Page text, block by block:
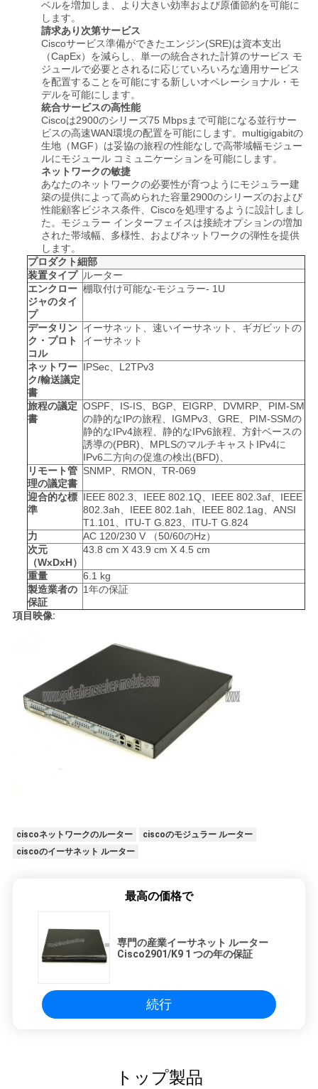
SITEMAP
ベルを増加しま、より大きい効率および原価節約を可能に
します。
請求あり次第サービス
Ciscoサービス準備ができたエンジン(SRE)は資本支出
（CapEx）を減らし、単一の統合された計算のサービス モ
ジュールで必要とされるに応じていろいろな適用サービス
を配置することを可能にする新しいオペレーショナル・モ
デルを可能にします。
統合サービスの高性能
Ciscoは2900のシリーズ75 Mbpsまで可能になる並行サー
ビスの高速WAN環境の配置を可能にします。multigigabitの
生地（MGF）は妥協の旅程の性能なしで高帯域幅モジュー
ルにモジュール コミュニケーションを可能にします。
ネットワークの敏捷
あなたのネットワークの必要性が育つようにモジュラー建
築の提供によって高められた容量2900のシリーズのおよび
性能顧客ビジネス条件、Ciscoを処理するように設計しまし
た。モジュラー インターフェイスは接続オプションの増加
された帯域幅、多様性、およびネットワークの弾性を提供
します。
プロダクト細部
装置タイプ ルーター
エンクロー
ジャのタイ
プ
棚取付け可能な-モジュラー- 1U
データリン
ク・プロト
コル
イーサネット、速いイーサネット、ギガビットの
イーサネット
ネットワー
ク/輸送議定
書
IPSec、L2TPv3
旅程の議定
書
OSPF、IS-IS、BGP、EIGRP、DVMRP、PIM-SM
の静的なIPの旅程、IGMPv3、GRE、PIM-SSMの
静的なIPv4旅程、静的なIPv6旅程、方針ベースの
誘導の(PBR)、MPLSのマルチキャストIPv4に
IPv6二方向の促進の検出(BFD)、
リモート管
理の議定書
SNMP、RMON、TR-069
迎合的な標
準
IEEE 802.3、IEEE 802.1Q、IEEE 802.3af、IEEE
802.3ah、IEEE 802.1ah、IEEE 802.1ag、ANSI
T1.101、ITU-T G.823、ITU-T G.824
力
AC 120/230 V （50/60のHz）
次元
（WxDxH）
43.8 cm X 43.9 cm X 4.5 cm
重量
6.1 kg
製造業者の
保証
1年の保証
項目映像:
ciscoネットワークのルーター
ciscoのモジュラー ルーター
ciscoのイーサネット ルーター
最高の価格で
専門の産業イーサネット ルーター
Cisco2901/K9 1 つの年の保証
続行
トップ製品